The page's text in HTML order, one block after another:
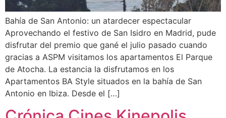
Bahía de San Antonio: un atardecer espectacular
Aprovechando el festivo de San Isidro en Madrid, pude
disfrutar del premio que gané el julio pasado cuando
gracias a ASPM visitamos los apartamentos El Parque
de Atocha. La estancia la disfrutamos en los
Apartamentos BA Style situados en la bahía de San
Antonio en Ibiza. Desde el […]